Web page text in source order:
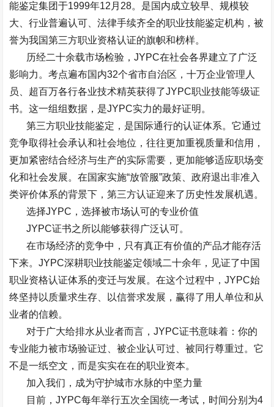
能鉴定集团于1999年12 月 28。是国内成立较早、规模较
大、行业普遍认可、法律手续齐全的职业技能鉴定机构，被
誉为我国第三方职业资格认证的旗帜和榜样。
历经二十余载市场检验，JYPC在社会各界建立了广泛
影响力。考点遍布国内32个省市自治区，十万企业管理人
员、超百万各行各业技术精英获得了JYPC职业技能等级证
书。这一组组数据，是JYPC实力的最好证明。
第三方职业技能鉴定，是国际通行的认证体系。它通过
竞争取得社会承认和社会地位，往往更加重视质量和信用，
更加紧密结合经济与生产的实际需要，更加能够适应职场变
化和社会发展。在国家实施“放管服”政策、政府退出非准入
类评价体系的背景下，第三方认证迎来了历史性发展机遇。
选择JYPC ，选择被市场认可的专业价值
JYPC证书之所以能够获得广泛认可。
在市场经济的竞争中，只有真正有价值的产品才能存活
下来。JYPC深耕职业技能鉴定领域二十余年，见证了中国
职业资格认证体系的变迁与发展。在这个过程中，JYPC始
终坚持以质量求生存、以信誉求发展，赢得了用人单位和从
业者的信赖。
对于广大给排水从业者而言，JYPC证书意味着：你的
专业能力被市场验证过、被企业认可过、被同行尊重过。它
不是一纸空文，而是实实在在的职业资本。
加入我们，成为守护城市水脉的中坚力量
目前，JYPC每年举行五次全国统一考试，时间分别为4